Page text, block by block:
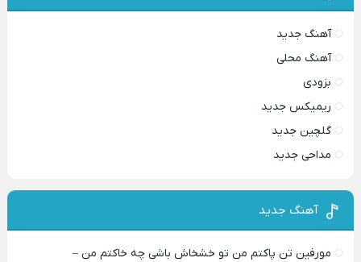
آهنگ جدید
آهنگ محلی
بزودی
ریمیکس جدید
گلچین جدید
مداحی جدید
آهنگ جدید
مورفین تن پاکتم من تو خشخاش باشی چه خاکتم من –